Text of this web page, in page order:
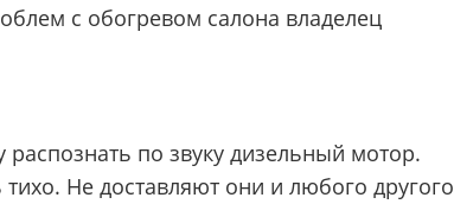
с обогревом салона владелец
по звуку дизельный мотор.
Не доставляют они и любого другого